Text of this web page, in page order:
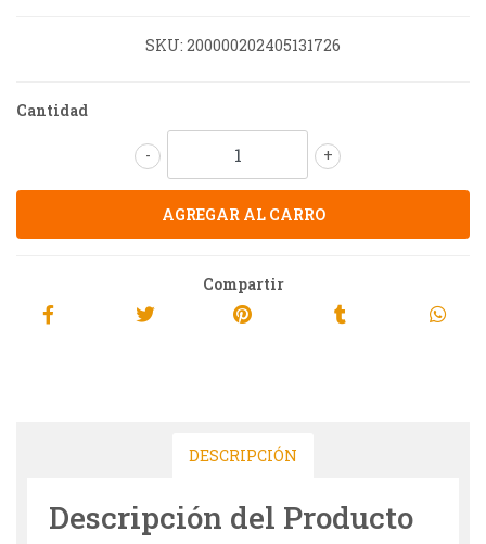
SKU: 200000202405131726
Cantidad
+
-
Compartir
DESCRIPCIÓN
Descripción del Producto